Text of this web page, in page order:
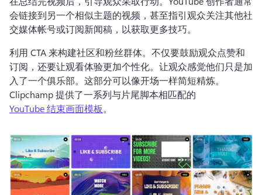
会链接到另一个相似主题的视频，甚至指引观众关注其他社
交媒体帐号或订阅新闻稿，以获取更多技巧。
利用 CTA 来构建社区和粉丝群体。 不仅要鼓励观众点赞和
订阅，还要让观看体验更加个性化。 让观众感觉他们只是加
入了一个俱乐部。 这部分可以像开场一样简短精炼。
Clipchamp 提供了一系列与片尾脚本相匹配的
YouTube 结束画面模板。